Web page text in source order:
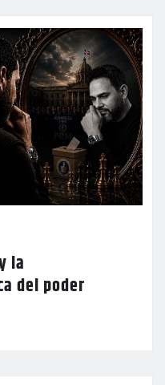
la
del poder